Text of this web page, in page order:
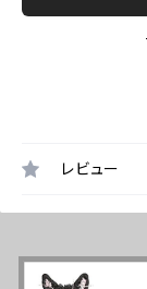
レビュー